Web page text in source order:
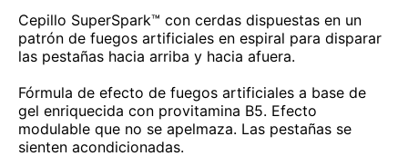
Cepillo SuperSpark™ con cerdas dispuestas en un
patrón de fuegos artificiales en espiral para disparar
las pestañas hacia arriba y hacia afuera.
Fórmula de efecto de fuegos artificiales a base de
gel enriquecida con provitamina B5. Efecto
modulable que no se apelmaza. Las pestañas se
sienten acondicionadas.